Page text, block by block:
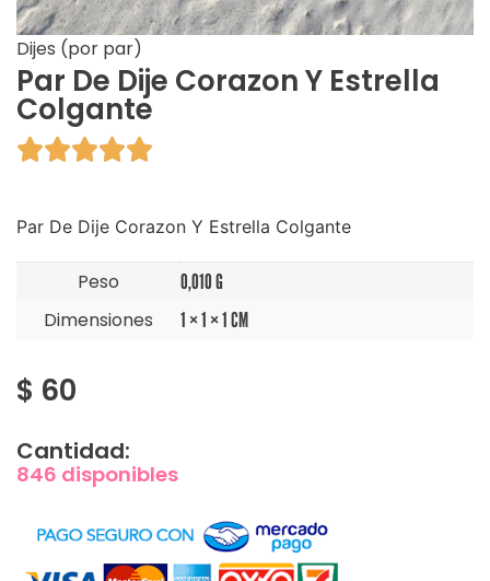
Dijes (por par)
Par De Dije Corazon Y Estrella
Colgante

Par De Dije Corazon Y Estrella Colgante
Peso 0,010 G
Dimensiones 1 × 1 × 1 CM
$ 60
Cantidad:
846 disponibles